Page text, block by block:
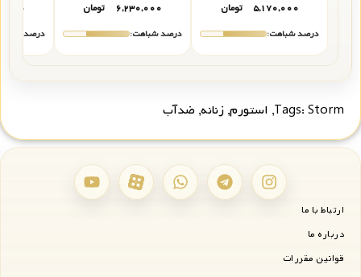
۵,۱۷۰,۰۰۰
تومان
درصد شباهت:
۶,۲۳۰,۰۰۰
تومان
درصد شباهت:
درصد
Tags: Storm
, استورم, زنانه, ضدآب
ارتباط با ما
درباره ما
قوانین مقررات